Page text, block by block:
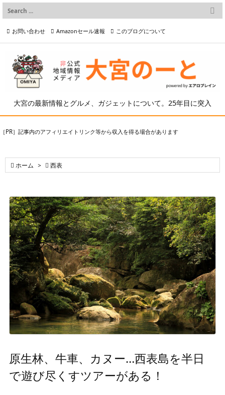
大宮の最新情報とグルメ、ガジェットについて。25年目に突入

メニュー

検索
お問い合わせ Amazonセール速報 このブログについて
プライバシーポリシー等
［PR］記事内のアフィリエイトリンク等から収入を得る場合があります
 ホーム >  西表
原生林、牛車、カヌー…西表島を半日
で遊び尽くすツアーがある！